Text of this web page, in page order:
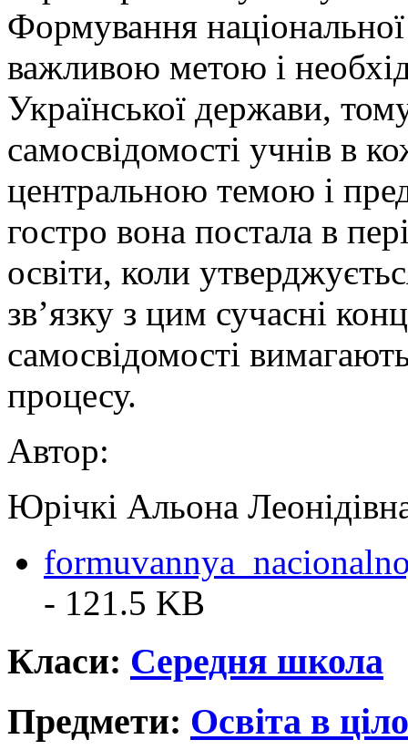
Формування
важливою метою і
Української держави,
самосвідомості учнів в
центральною темою і
гостро вона постала в
освіти, коли
зв’язку з цим сучасні
самосвідомості
процесу.
Автор:
Юрічкі Альона
- 121.5 KB
Класи: Середня школа
Предмети: Освіта в